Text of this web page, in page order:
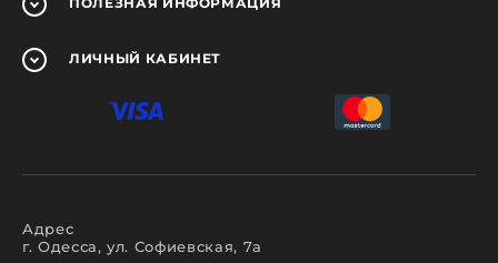
ЛИЧНЫЙ КАБИНЕТ
Адрес
г. Одесса, ул. Софиевская, 7а